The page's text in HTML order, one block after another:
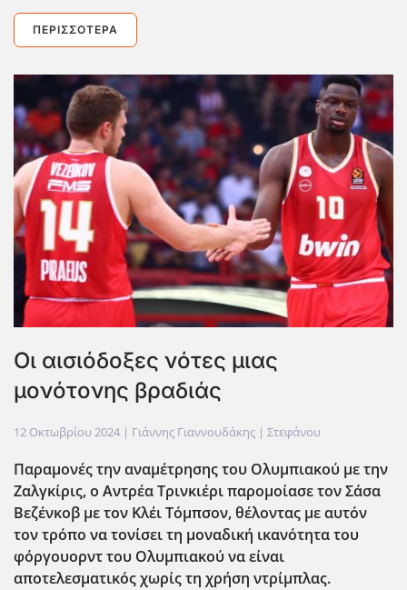
ΠΕΡΙΣΣΌΤΕΡΑ
Οι αισιόδοξες νότες μιας
μονότονης βραδιάς
12 Οκτωβρίου 2024 | Γιάννης Γιαννουδάκης | Στεφάνου
Παραμονές την αναμέτρησης του Ολυμπιακού με την
Ζαλγκίρις, o Αντρέα Τρινκιέρι παρομοίασε τον Σάσα
Βεζένκοβ με τον Κλέι Τόμπσον, θέλοντας με αυτόν
τον τρόπο να τονίσει τη μοναδική ικανότητα του
φόργουορντ του Ολυμπιακού να είναι
αποτελεσματικός χωρίς τη χρήση ντρίμπλας.